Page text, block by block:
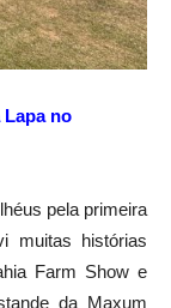
Lapa no
pela primeira
muitas histórias
Farm Show e
da Maxum